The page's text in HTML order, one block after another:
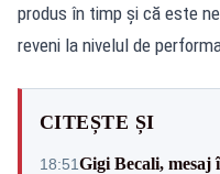
produs în timp și că este
reveni la nivelul de
CITEȘTE ȘI
18:51Gigi Becali,